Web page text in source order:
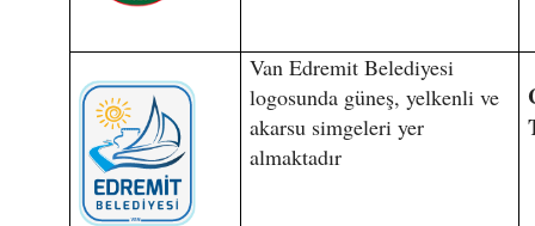
Van Edremit Belediyesi
logosunda güneş, yelkenli ve
akarsu simgeleri yer
almaktadır